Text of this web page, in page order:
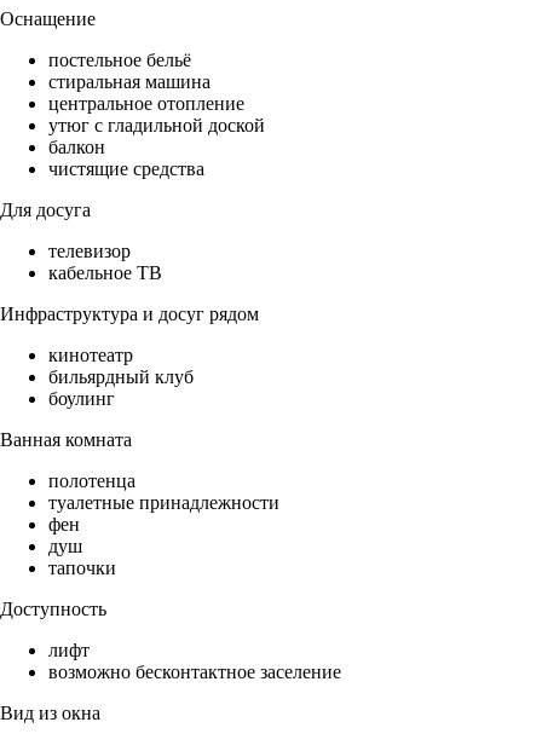
Оснащение
постельное бельё
стиральная машина
центральное отопление
утюг с гладильной доской
балкон
чистящие средства
Для досуга
телевизор
кабельное ТВ
Инфраструктура и досуг рядом
кинотеатр
бильярдный клуб
боулинг
Ванная комната
полотенца
туалетные принадлежности
фен
душ
тапочки
Доступность
лифт
возможно бесконтактное заселение
Вид из окна